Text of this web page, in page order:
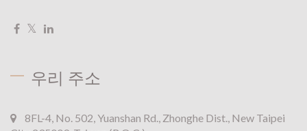
우리 주소
8FL-4, No. 502, Yuanshan Rd., Zhonghe Dist., New Taipei